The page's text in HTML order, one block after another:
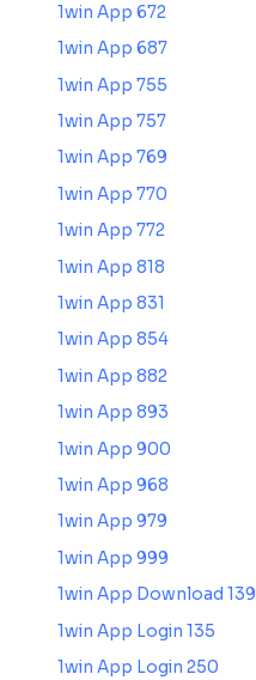
1win App 672
1win App 687
1win App 755
1win App 757
1win App 769
1win App 770
1win App 772
1win App 818
1win App 831
1win App 854
1win App 882
1win App 893
1win App 900
1win App 968
1win App 979
1win App 999
1win App Download 139
1win App Login 135
1win App Login 250